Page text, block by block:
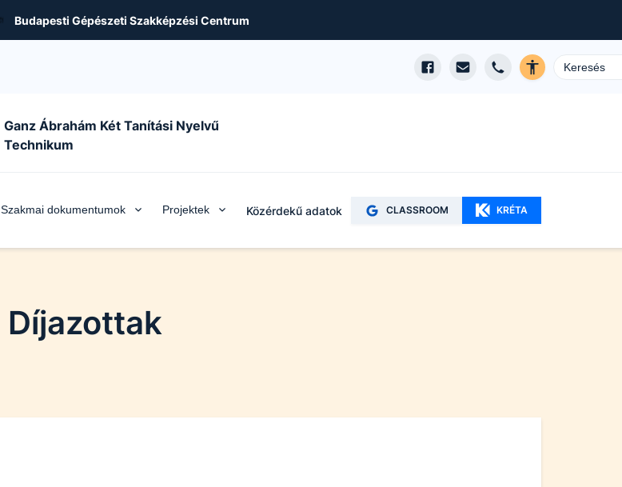
Budapesti Gépészeti Szakképzési Centrum
Ganz Ábrahám Két Tanítási Nyelvű
Technikum
Szakmai dokumentumok Projektek Közérdekű adatok CLASSROOM KRÉTA
Díjazottak